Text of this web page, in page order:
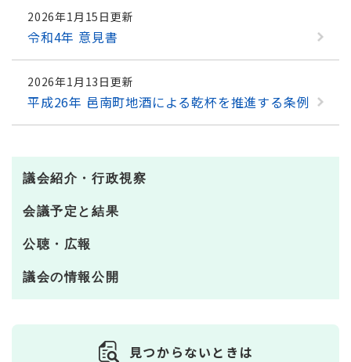
2026年1月15日更新
令和4年 意見書
2026年1月13日更新
平成26年 邑南町地酒による乾杯を推進する条例
議会紹介・行政視察
会議予定と結果
公聴・広報
議会の情報公開
見つからないときは